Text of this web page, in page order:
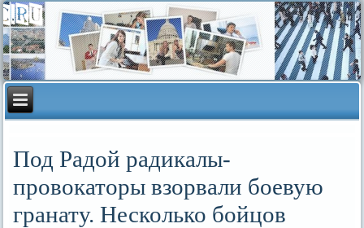
Под Радой радикалы-
провокаторы взорвали боевую
гранату. Несколько бойцов